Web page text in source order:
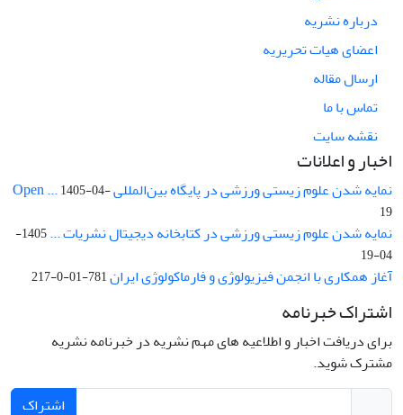
درباره نشریه
اعضای هیات تحریریه
ارسال مقاله
تماس با ما
نقشه سایت
اخبار و اعلانات
نمایه شدن علوم زیستی ورزشی در پایگاه بین‌المللی Open ...1405-04-
19
نمایه شدن علوم زیستی ورزشی در کتابخانه دیجیتال نشریات ...
1405-
04-19
آغاز همکاری با انجمن فیزیولوژی و فارماکولوژی ایران781-01-0-217
اشتراک خبرنامه
برای دریافت اخبار و اطلاعیه های مهم نشریه در خبرنامه نشریه
مشترک شوید.
اشتراک